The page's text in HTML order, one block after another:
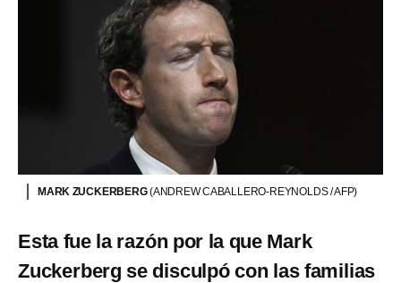
MARK ZUCKERBERG(ANDREW CABALLERO-REYNOLDS / AFP)
Esta fue la razón por la que Mark
Zuckerberg se disculpó con las familias